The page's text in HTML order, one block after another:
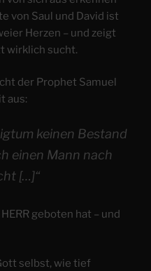
von Saul und David ist
Herzen – und zeigt
wirklich sucht.
der Prophet Samuel
aus:
keinen Bestand
einen Mann nach
[…]“
geboten hat – und
selbst, wie tief